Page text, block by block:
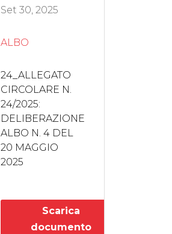
Set 30, 2025
ALBO
24_ALLEGATO
CIRCOLARE N.
24/2025:
DELIBERAZIONE
ALBO N. 4 DEL
20 MAGGIO
2025
Scarica
documento